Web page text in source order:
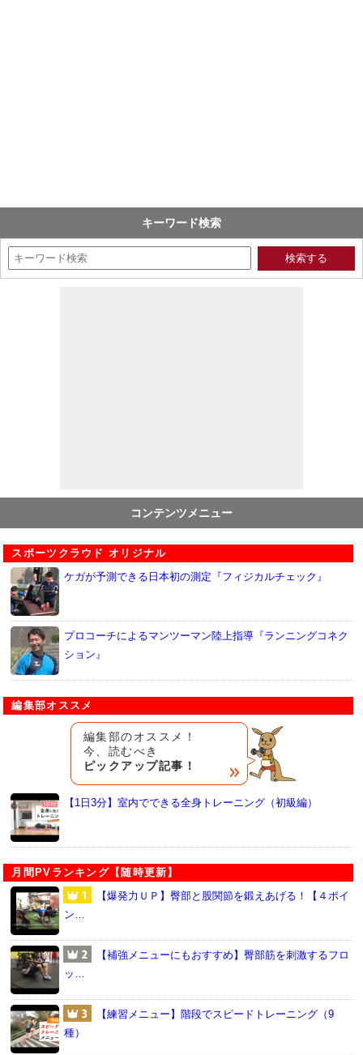
キーワード検索
コンテンツメニュー
スポーツクラウド オリジナル
ケガが予測できる日本初の測定『フィジカルチェック』
プロコーチによるマンツーマン陸上指導『ランニングコネク
ション』
編集部オススメ
編集部のオススメ！
今、読むべき
ピックアップ記事！
【1日3分】室内でできる全身トレーニング（初級編）
月間PVランキング【随時更新】
【爆発力ＵＰ】臀部と股関節を鍛えあげる！【４ポイ
ン…
【補強メニューにもおすすめ】臀部筋を刺激するフロ
ッ…
【練習メニュー】階段でスピードトレーニング（9
種）